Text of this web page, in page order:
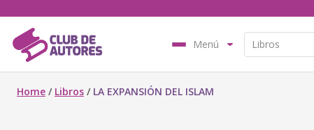
Menú
Home / Libros / LA EXPANSIÓN DEL ISLAM